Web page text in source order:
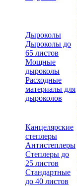
Дыроколы
Дыроколы до
65 листов
Мощные
дыроколы
Расходные
материалы для
дыроколов
Канцелярские
степлеры
Антистеплеры
Степлеры до
25 листов
Стандартные
до 40 листов